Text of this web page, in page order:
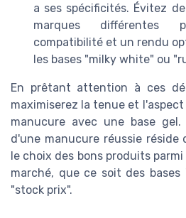
a ses spécificités. Évitez
marques différentes
compatibilité et un rendu
les bases "milky white" ou
En prêtant attention à ces
maximiserez la tenue et
manucure avec une base gel.
d'une manucure réussie
le choix des bons produits
marché, que ce soit des
"stock prix".